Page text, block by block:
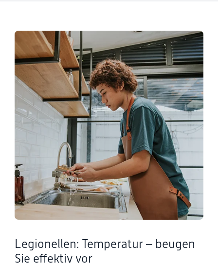
Legionellen: Temperatur – beugen
Sie effektiv vor